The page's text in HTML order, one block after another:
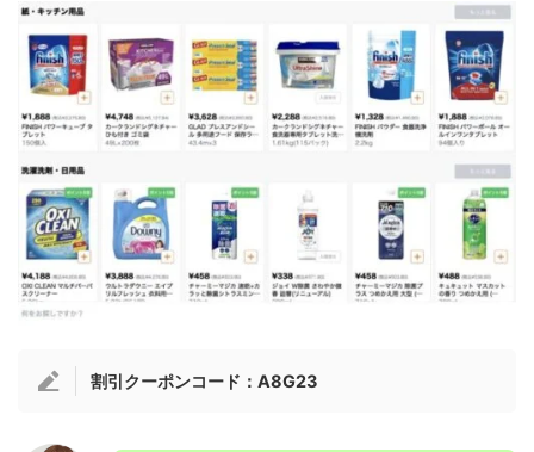
割引クーポンコード：A8G23